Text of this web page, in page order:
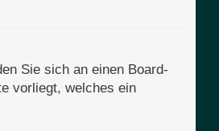
Sie sich an einen Board-
vorliegt, welches ein